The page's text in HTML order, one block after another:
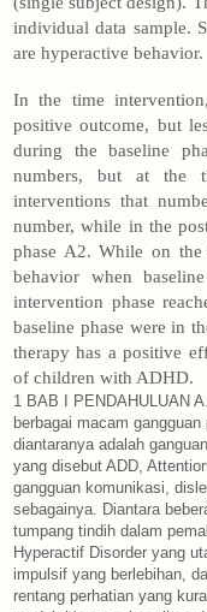
individual data sample.
are hyperactive behavior.
In the time
positive outcome, but
during the baseline
numbers, but at the
interventions that
number, while in the
phase A2. While on
behavior when
intervention phase
baseline phase were in
therapy has a positive
of children with ADHD.
1 BAB I PENDAHULUAN A. Latar Belakang Saat ini banyak dijumpai berbagai macam gangguan psikologis yang terjadi pada anak-anak, diantaranya adalah ganguan konsentrasi (Attention Deficit Disorder) atau yang disebut ADD, Attention Deficit Hyperactif Disorder (ADHD), autis, gangguan komunikasi, disleksia atau gangguan membaca dan lain sebagainya. Diantara beberapa gangguan tersebut seringkali mengalami tumpang tindih dalam pemaknaannya. Ciri dari Attention Deficit Hyperactif Disorder yang utama adalah rentang perhatian yang kurang, impulsif yang berlebihan, dan adanya hiperaktifitas. Gejalagejala dari rentang perhatian yang kurang meliputi gerak yang kacau, cepat lupa, mudah bingung, kesulitan dalam mencurahkan perhatian terhadap tugastugas atau kegiatan bermain. Sedangkan gejala-gejala impulsivitas dan perilaku hiperaktif adalah meliputi emosi gelisah, mengalami kesulitan bermain dengan tenang, mengganggu anak lain, dan selalu bergerak (Baihaqi & Sugiarmin, 2006:2). Gangguan-ganguan tersebut dapat merugikan berbagai pihak seperti orang tua, guru, teman dan juga diri sendiri. Orang tua kadang menganggap anak mereka bodoh karena nilai di rapornya jelek, padahal tidak semua anak yang memiliki nilai jelek berarti tingkat intelegensinya rendah, ada juga anak yang memang mengalami kesulitan dalam belajar dan hal tersebut tidak 2 disadari oleh orang tua. Berkembangnya gangguan psikologis tersebut membuat para ahli melakukan penelitian untuk memberikan penanganan yang tepat. Banyaknya pusat terapi untuk anak-anak berkebutuhan khusus termasuk anak yang mengalami Attention Deficit Disorder yang disingkat ADHD, pada pembahasan selanjutnya disebut ADHD menunjukan bahwa jumlah anak berkebutuhan khusus meningkat. Seperti yang ditunjukkan pada sebuah penelitian, mengatakan ADHD merupakan masalah psikologis yang paling banyak terjadi akhir-akhir ini, sekitar 3-10% terjadi di Amerika Serikat, 3-7% di Jerman, 5-10% di Kanada dan Selandia Baru. Di Indonesia angka kejadiannya masih belum ditemukan angka yang pasti, meskipun kelainan ini tampak cukup banyak terjadi dan sering dijumpai pada anak usia pra sekolah dan usia sekolah (Rusmawati & Dewi, 2011:73). Saputro (2005) mengatakan, di Indonesia populasi anak Sekolah Dasar adalah 16,3% dari total populasi yaitu 25,85 juta anak. Berdasarkan data tersebut diperkirakan tambahan kasus baru ADHD sebanyak 9000 kasus. Sebagian besar orang tua ataupun guru masih menganggap anak dengan gangguan tersebut sebagai anak “nakal” atau “malas”. Padahal anak dengan gangguan tersebut apabila tidak mendapat pertolongan yang tepat, akan mengalami kesulitan belajar, prestasi belajar buruk, gagal sekolah, tingkah lakunya menganggu, sikapnya tampak sulit diterima oleh lingkungannya dan bahkan cenderung tidak disukai oleh orang tua ataupun guru (Rusmawati & Dewi, 2011:74). 3 ADHD dibagi menjadi 3 subtipe: tipe predominan tidak adanya perhatian, tipe predominan hiperaktif/impulsif, dan tipe kombinasi yang ditandai oleh tidak adanya perhatian dan hiperaktivitas-impulsivitas tingkat tinggi (APA, 2000 dalam Nevid, Rathus & Greene, 2005:160). Gangguan ini biasanya didiagnosis pertama kali ketika anak berada di sekolah dasar, ketika masalah dengan perhatian atau hiperaktivitas-impulsivitas menyulitkan anak menyesuaikan diri. Walau tanda-tanda hiperaktif sudah sering teramati sejak awal, banyak anak kecil yang terlalu aktif tidak mengembangkan ADHD (Nevid, dkk, 2005:160). Banyak upaya yang dilakukan oleh ahli untuk menangani kasus ADHD yang semakin tahun semakin bertambah. Diantaranya adalah terapi musik, terapi ABA (Applied Behavior Analysis), terapi farmakologi, terapi perilaku dan juga terapi sensori integrasi. Terapi musik seperti yang diungkapkan pada sebuah penelitian bahwa terapi yang diberikan ini dapat mengurangi simtom kesulitan berperilaku yang ada pada anak ADHD (Rusmawati & Dewi, 2011: 89). Penanganan